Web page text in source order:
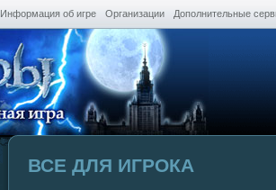
Информация об игре Организации Дополнительные
ВСЕ ДЛЯ ИГРОКА